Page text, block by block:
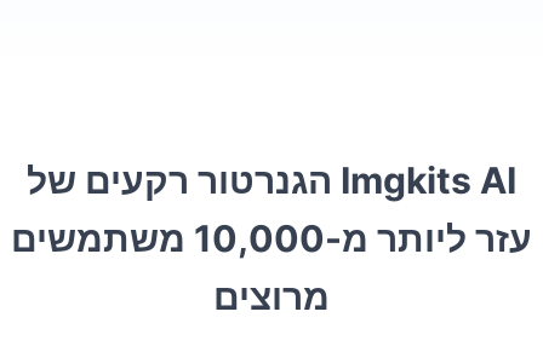
הגנרטור רקעים של Imgkits AI
עזר ליותר מ-10,000 משתמשים
מרוצים